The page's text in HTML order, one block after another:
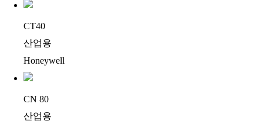
CT40
산업용
Honeywell
CN 80
산업용